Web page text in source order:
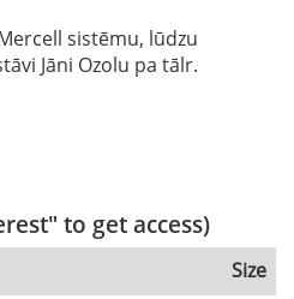
sistēmu, lūdzu
Jāni Ozolu pa tālr.
to get access)
Size